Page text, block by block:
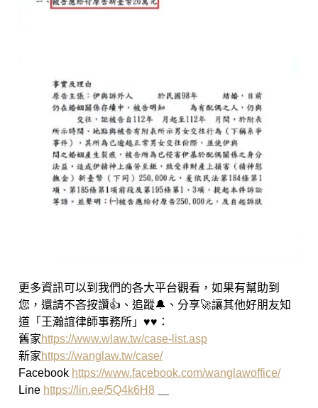
更多資訊可以到我們的各大平台觀看，如果有幫助到
您，還請不吝按讚👍、追蹤🔔、分享🚀讓其他好朋友知
道「王瀚誼律師事務所」♥♥：
舊家https://www.wlaw.tw/case-list.asp
新家https://wanglaw.tw/case/
Facebook https://www.facebook.com/wanglawoffice/
Line https://lin.ee/5Q4k6H8